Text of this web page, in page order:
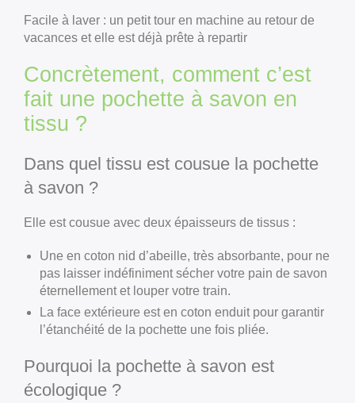
Facile à laver : un petit tour en machine au retour de
vacances et elle est déjà prête à repartir
Concrètement, comment c’est
fait une pochette à savon en
tissu ?
Dans quel tissu est cousue la pochette
à savon ?
Elle est cousue avec deux épaisseurs de tissus :
Une en coton nid d’abeille, très absorbante, pour ne
pas laisser indéfiniment sécher votre pain de savon
éternellement et louper votre train.
La face extérieure est en coton enduit pour garantir
l’étanchéité de la pochette une fois pliée.
Pourquoi la pochette à savon est
écologique ?